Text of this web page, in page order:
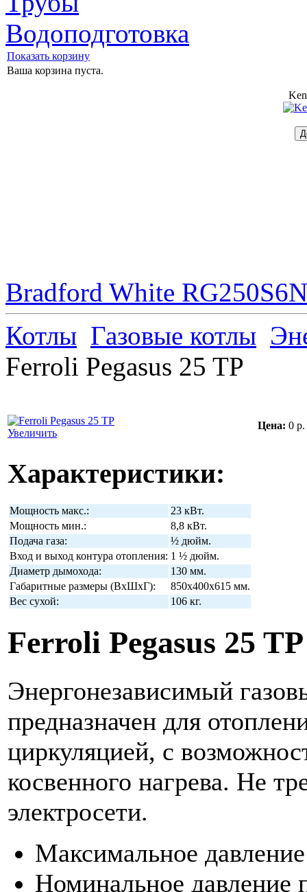
Водоподготовка
Показать корзину
Ваша корзина пуста.
Bradford White
Котлы Газовые котлы
Ferroli Pegasus 25 TP
Увеличить
Цена: 0 р.
Характеристики:
Мощность макс.:
23 кВт.
Мощность мин.:
8,8 кВт.
Подача газа:
½ дюйм.
Вход и выход контура отопления: 1 ½ дюйм.
Диаметр дымохода:
130 мм.
Габаритные размеры (ВхШхГ):
850x400x615 мм.
Вес сухой:
106 кг.
Ferroli Pegasus 25 TP
Энергонезависимый
предназначен для
циркуляцией, с
косвенного нагрева. Не
электросети.
Максимальное
Номинальное давление